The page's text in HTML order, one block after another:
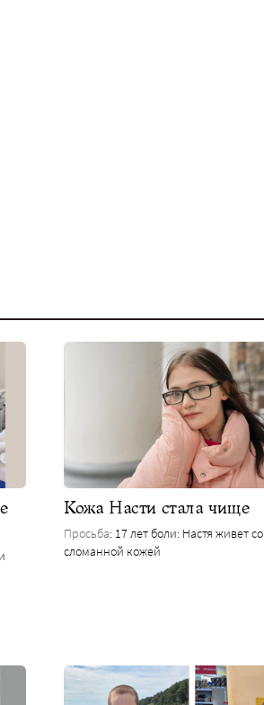
Кожа Насти стала чище
Просьба: 17 лет боли: Настя живет со
сломанной кожей